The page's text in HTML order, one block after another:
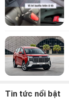
Tin tức nổi bật